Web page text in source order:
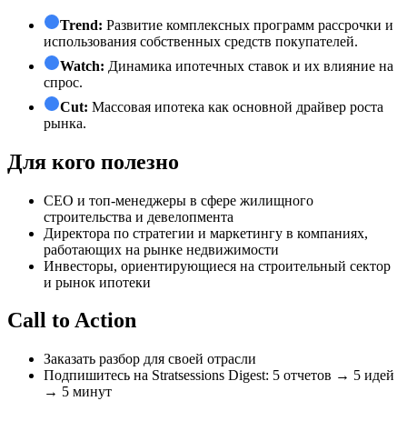
Trend: Развитие комплексных программ рассрочки и
использования собственных средств покупателей.
Watch: Динамика ипотечных ставок и их влияние на
спрос.
Cut: Массовая ипотека как основной драйвер роста
рынка.
Для кого полезно
СЕО и топ-менеджеры в сфере жилищного
строительства и девелопмента
Директора по стратегии и маркетингу в компаниях,
работающих на рынке недвижимости
Инвесторы, ориентирующиеся на строительный сектор
и рынок ипотеки
Call to Action
Заказать разбор для своей отрасли
Подпишитесь на Stratsessions Digest: 5 отчетов → 5 идей
→ 5 минут